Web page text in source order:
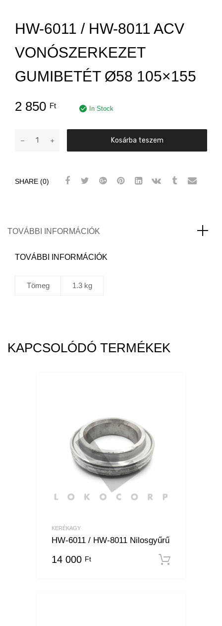
HW-6011 / HW-8011 ACV
VONÓSZERKEZET
GUMIBETÉT Ø58 105×155
2 850 Ft In Stock
8011
Ø58
mennyiség
Kosárba teszem
SHARE (0)
TOVÁBBI INFORMÁCIÓK
TOVÁBBI INFORMÁCIÓK
Tömeg 1.3 kg
KAPCSOLÓDÓ TERMÉKEK
KERÉKAGY
HW-6011 / HW-8011 Nilosgyűrű
14 000 Ft